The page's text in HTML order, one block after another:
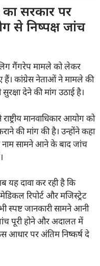
सरकार पर
से निष्पक्ष जांच
गैंगरेप मामले को लेकर
हैं। कांग्रेस नेताओं ने मामले की
देने की मांग उठाई है।
मानवाधिकार आयोग को
की मांग की है। उन्होंने कहा
सामने आने के बाद जांच
यह दावा कर रही है कि
रिपोर्ट और मजिस्ट्रेट
स्पष्ट जानकारी सामने आनी
पूरी होने और अदालत में
आधार पर अंतिम निष्कर्ष दे